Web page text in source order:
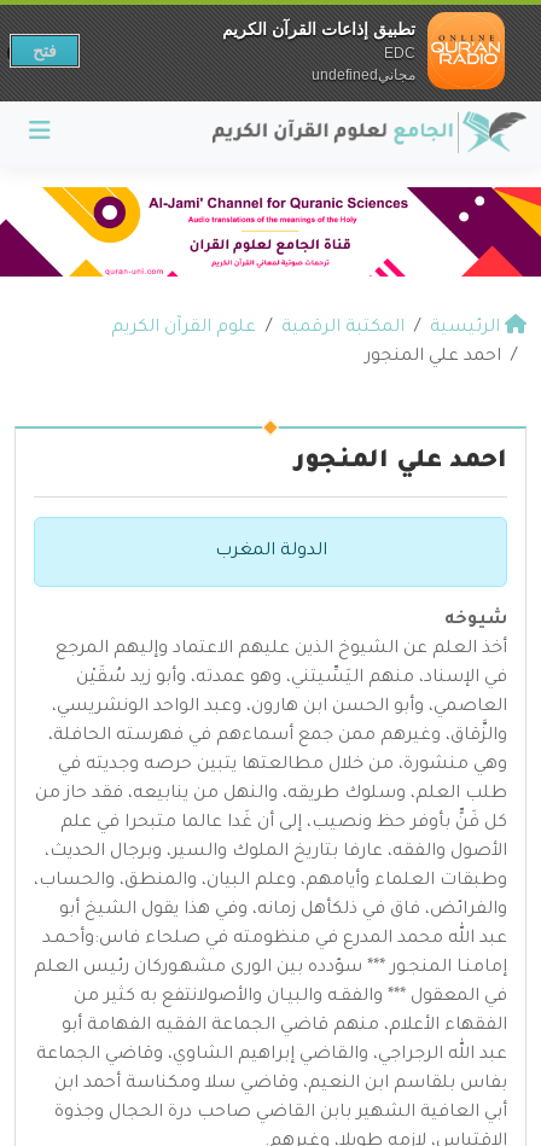
الرئيسية المكتبة الرقمية
علوم القرآن الكريم
احمد علي المنجور
احمد علي المنجور
الدولة المغرب
شيوخه
أخذ العلم عن الشيوخ الذين عليهم الاعتماد وإليهم المرجع
في الإسناد، منهم اليَسِّيتني، وهو عمدته، وأبو زيد سُقَيْن
العاصمي، وأبو الحسن ابن هارون، وعبد الواحد الونشريسي،
والزَّقاق، وغيرهم ممن جمع أسماءهم في فهرسته الحافلة،
وهي منشورة، من خلال مطالعتها يتبين حرصه وجديته في
طلب العلم، وسلوك طريقه، والنهل من ينابيعه، فقد حاز من
كل فَنٍّ بأوفر حظ ونصيب، إلى أن غَدا عالما متبحرا في علم
الأصول والفقه، عارفا بتاريخ الملوك والسير، وبرجال الحديث،
وطبقات العلماء وأيامهم، وعلم البيان، والمنطق، والحساب،
والفرائض، فاق في ذلكأهل زمانه، وفي هذا يقول الشيخ أبو
عبد الله محمد المدرع في منظومته في صلحاء فاس:وأحـمـد
إمامنـا المنجـور *** سؤدده بين الورى مشهـوركان رئيس العلم
في المعقول *** والفقـه والبيـان والأصولانتفع به كثير من
الفقهاء الأعلام، منهم قاضي الجماعة الفقيه الفهامة أبو
عبد الله الرجراجي، والقاضي إبراهيم الشاوي، وقاضي الجماعة
بفاس بلقاسم ابن النعيم، وقاضي سلا ومكناسة أحمد ابن
أبي العافية الشهير بابن القاضي صاحب درة الحجال وجذوة
تطبيق إذاعات القرآن الكريم
EDC
مجانيundefined
فتح